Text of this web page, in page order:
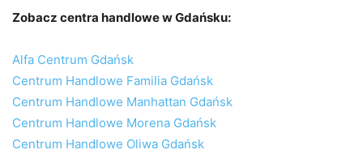
Zobacz centra handlowe w Gdańsku:
Alfa Centrum Gdańsk
Centrum Handlowe Familia Gdańsk
Centrum Handlowe Manhattan Gdańsk
Centrum Handlowe Morena Gdańsk
Centrum Handlowe Oliwa Gdańsk